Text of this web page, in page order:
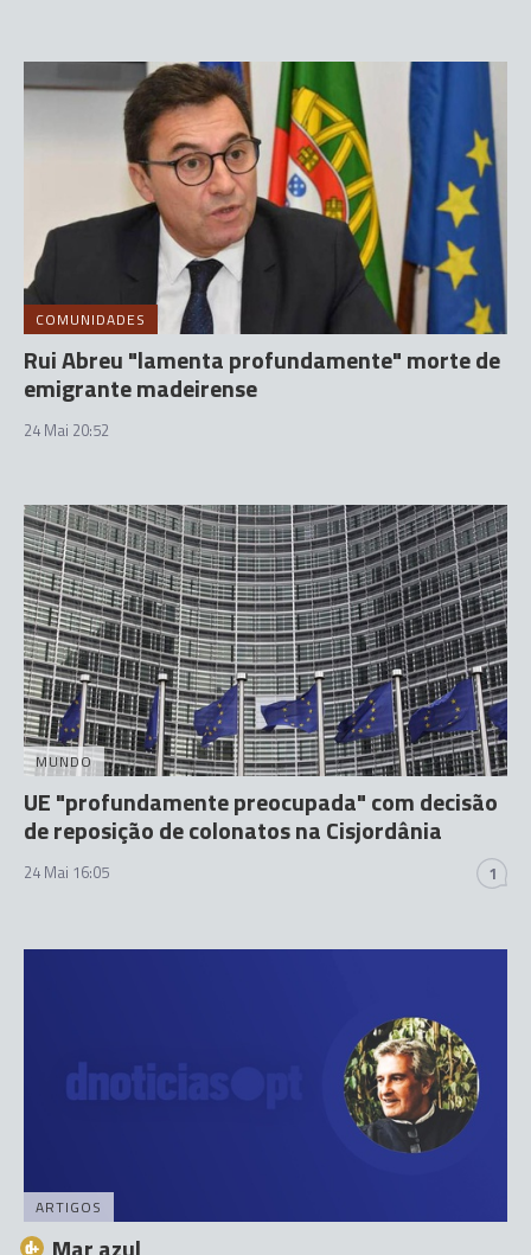
COMUNIDADES
Rui Abreu "lamenta profundamente" morte de
emigrante madeirense
24 Mai 20:52
MUNDO
UE "profundamente preocupada" com decisão
de reposição de colonatos na Cisjordânia
24 Mai 16:05 1
ARTIGOS